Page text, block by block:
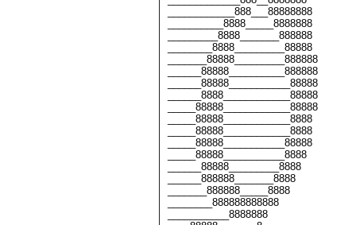
____________888___88888888
__________8888_____8888888
_________8888_______888888
________8888_________88888
_______88888_________888888
______88888__________888888
______88888___________88888
______8888____________88888
_____88888____________88888
_____88888____________8888
_____88888____________8888
_____88888___________88888
_____88888___________8888
______88888_________8888
______888888_______8888
_______888888_____8888
________888888888888
___________8888888